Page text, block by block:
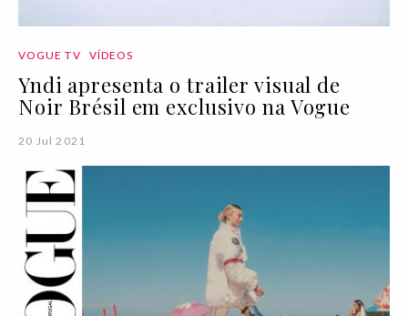
VOGUE TV VÍDEOS
Yndi apresenta o trailer visual de
Noir Brésil em exclusivo na Vogue
20 Jul 2021